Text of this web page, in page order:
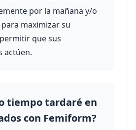
por la mañana y/o
maximizar su
que sus
actúen.
tiempo tardaré en
con Femiform?